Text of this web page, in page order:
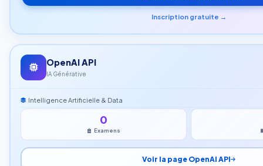
Inscription gratuite →
OpenAI API
IA Générative
Intelligence Artificielle & Data
0
Examens
Voir la page OpenAI API